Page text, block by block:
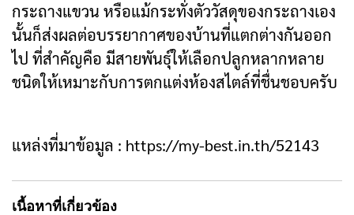
กระถางแขวน หรือแม้กระทั่งตัววัสดุของกระถางเอง
นั้นก็ส่งผลต่อบรรยากาศของบ้านที่แตกต่างกันออก
ไป ที่สำคัญคือ มีสายพันธุ์ให้เลือกปลูกหลากหลาย
ชนิดให้เหมาะกับการตกแต่งห้องสไตล์ที่ชื่นชอบครับ
แหล่งที่มาข้อมูล : https://my-best.in.th/52143
เนื้อหาที่เกี่ยวข้อง